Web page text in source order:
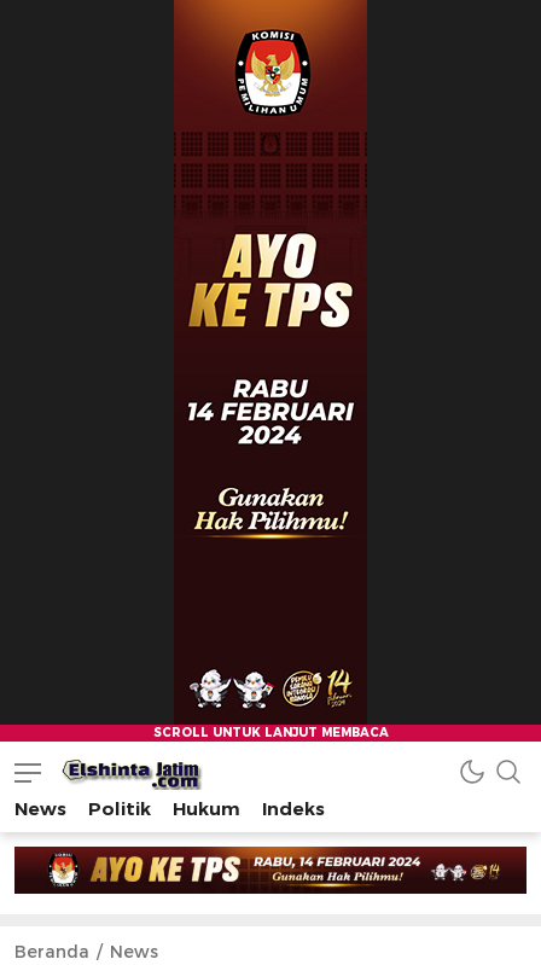
News Politik Hukum Indeks
Beranda News